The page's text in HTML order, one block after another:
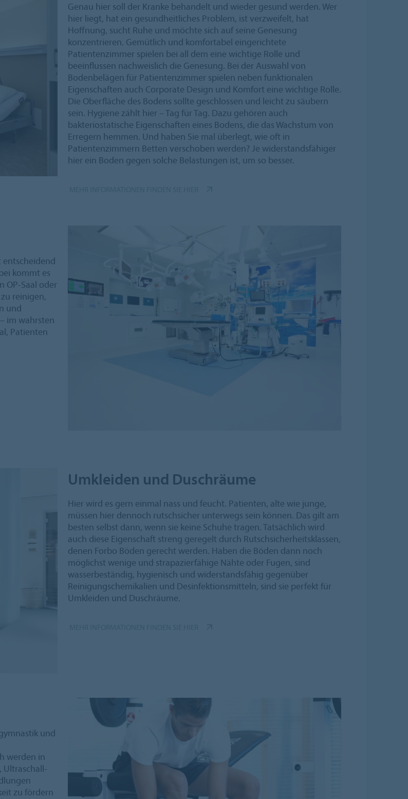
Genau hier soll der Kranke behandelt und wieder gesund werden. Wer
hier liegt, hat ein gesundheitliches Problem, ist verzweifelt, hat
Hoffnung, sucht Ruhe und möchte sich auf seine Genesung
konzentrieren. Gemütlich und komfortabel eingerichtete
Patientenzimmer spielen bei all dem eine wichtige Rolle und
beeinflussen nachweislich die Genesung. Bei der Auswahl von
Bodenbelägen für Patientenzimmer spielen neben funktionalen
Eigenschaften auch Corporate Design und Komfort eine wichtige Rolle.
Die Oberfläche des Bodens sollte geschlossen und leicht zu säubern
sein. Hygiene zählt hier – Tag für Tag. Dazu gehören auch
bakteriostatische Eigenschaften eines Bodens, die das Wachstum von
Erregern hemmen. Und haben Sie mal überlegt, wie oft in
Patientenzimmern Betten verschoben werden? Je widerstandsfähiger
hier ein Boden gegen solche Belastungen ist, um so besser.
entscheidend
kommt es
OP-Saal oder
reinigen,
und
im wahrsten
Patienten
Umkleiden und Duschräume
Hier wird es gern einmal nass und feucht. Patienten, alte wie junge,
müssen hier dennoch rutschsicher unterwegs sein können. Das gilt am
besten selbst dann, wenn sie keine Schuhe tragen. Tatsächlich wird
auch diese Eigenschaft streng geregelt durch Rutschsicherheitsklassen,
denen Forbo Böden gerecht werden. Haben die Böden dann noch
möglichst wenige und strapazierfähige Nähte oder Fugen, sind
wasserbeständig, hygienisch und widerstandsfähig gegenüber
Reinigungschemikalien und Desinfektionsmitteln, sind sie perfekt für
Umkleiden und Duschräume.
und
werden in
Ultraschall-
zu fördern